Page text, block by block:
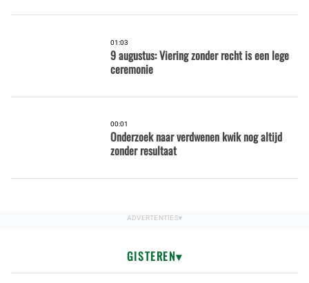
01:03
9 augustus: Viering zonder recht is een lege
ceremonie
00:01
Onderzoek naar verdwenen kwik nog altijd
zonder resultaat
GISTEREN